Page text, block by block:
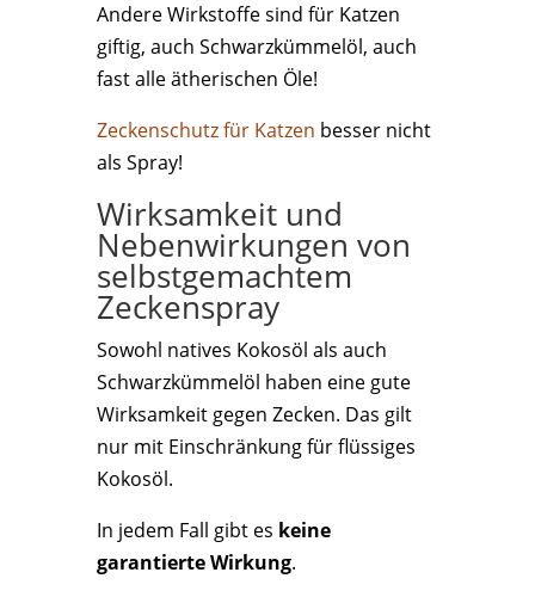
Andere Wirkstoffe sind für Katzen
giftig, auch Schwarzkümmelöl, auch
fast alle ätherischen Öle!
Zeckenschutz für Katzen besser nicht
als Spray!
Wirksamkeit und
Nebenwirkungen von
selbstgemachtem
Zeckenspray
Sowohl natives Kokosöl als auch
Schwarzkümmelöl haben eine gute
Wirksamkeit gegen Zecken. Das gilt
nur mit Einschränkung für flüssiges
Kokosöl.
In jedem Fall gibt es keine
garantierte Wirkung.